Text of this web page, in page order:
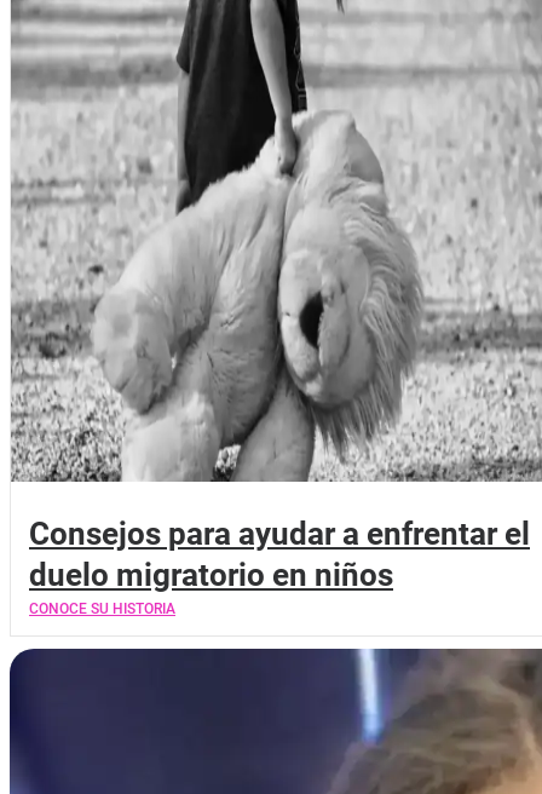
Consejos para ayudar a enfrentar el
duelo migratorio en niños
CONOCE SU HISTORIA